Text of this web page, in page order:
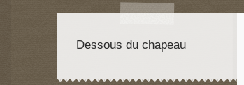
Dessous du chapeau